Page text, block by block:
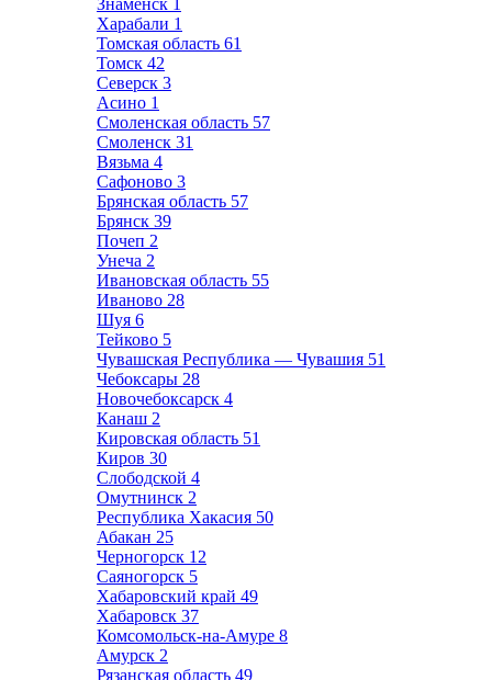
Знаменск 1
Харабали 1
Томская область 61
Томск 42
Северск 3
Асино 1
Смоленская область 57
Смоленск 31
Вязьма 4
Сафоново 3
Брянская область 57
Брянск 39
Почеп 2
Унеча 2
Ивановская область 55
Иваново 28
Шуя 6
Тейково 5
Чувашская Республика — Чувашия 51
Чебоксары 28
Новочебоксарск 4
Канаш 2
Кировская область 51
Киров 30
Слободской 4
Омутнинск 2
Республика Хакасия 50
Абакан 25
Черногорск 12
Саяногорск 5
Хабаровский край 49
Хабаровск 37
Комсомольск-на-Амуре 8
Амурск 2
Рязанская область 49